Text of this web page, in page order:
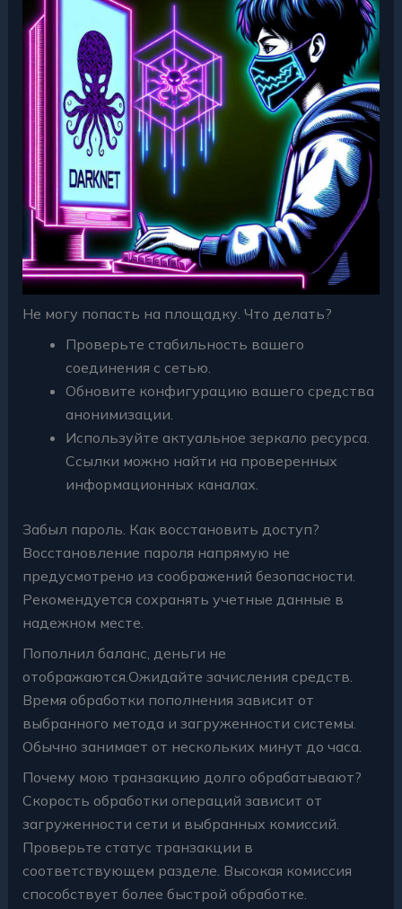
Не могу попасть на площадку. Что делать?
Проверьте стабильность вашего
соединения с сетью.
Обновите конфигурацию вашего средства
анонимизации.
Используйте актуальное зеркало ресурса.
Ссылки можно найти на проверенных
информационных каналах.
Забыл пароль. Как восстановить доступ?
Восстановление пароля напрямую не
предусмотрено из соображений безопасности.
Рекомендуется сохранять учетные данные в
надежном месте.
Пополнил баланс, деньги не
отображаются.Ожидайте зачисления средств.
Время обработки пополнения зависит от
выбранного метода и загруженности системы.
Обычно занимает от нескольких минут до часа.
Почему мою транзакцию долго обрабатывают?
Скорость обработки операций зависит от
загруженности сети и выбранных комиссий.
Проверьте статус транзакции в
соответствующем разделе. Высокая комиссия
способствует более быстрой обработке.